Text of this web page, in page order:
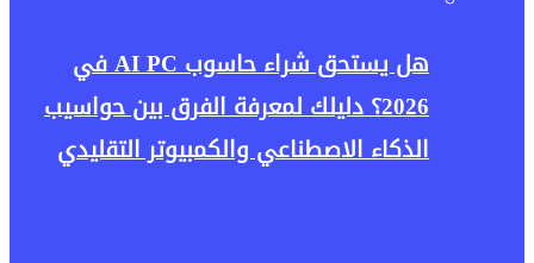
هل يستحق شراء حاسوب AI PC في
2026؟ دليلك لمعرفة الفرق بين حواسيب
الذكاء الاصطناعي والكمبيوتر التقليدي